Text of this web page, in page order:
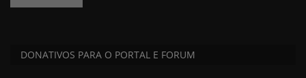
DONATIVOS PARA O PORTAL E FORUM